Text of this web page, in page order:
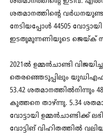
ശതമാനത്തിന്റെ
നേടിയപ്പോൾ 44505
ഇടതുമുന്നണിയുടെ ജെയ്ക്
2021ൽ ഉമ്മൻചാണ്ടി
തെരഞ്ഞെടുപ്പിലും യുഡിഎഫിന്
53.42 ശതമാനത്തിൽനിന്നും
കുത്തനെ താഴ്ന്നു. 5.34
വോട്ടായി ഉമ്മൻചാണ്ടിക്ക്
വോട്ടിങ് വിഹിതത്തിൽ